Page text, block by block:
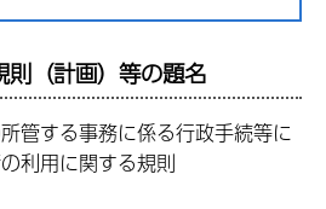
（計画）等の題名
管する事務に係る行政手続等に
利用に関する規則